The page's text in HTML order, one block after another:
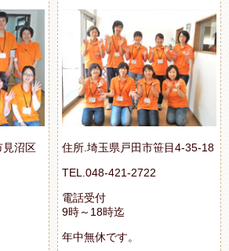
見沼区
住所.埼玉県戸田市笹目4-35-18
TEL.048-421-2722
電話受付
9時～18時迄
年中無休です。